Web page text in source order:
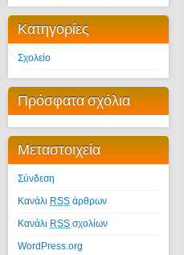
Κατηγορίες
Σχολείο
Πρόσφατα σχόλια
Μεταστοιχεία
Σύνδεση
Κανάλι RSS άρθρων
Κανάλι RSS σχολίων
WordPress.org